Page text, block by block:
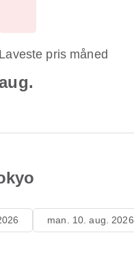
Laveste pris måned
man. 10. aug. 2026